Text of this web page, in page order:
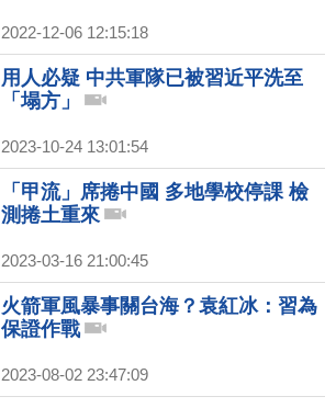
2022-12-06 12:15:18
用人必疑 中共軍隊已被習近平洗至
「塌方」
2023-10-24 13:01:54
「甲流」席捲中國 多地學校停課 檢
測捲土重來
2023-03-16 21:00:45
火箭軍風暴事關台海？袁紅冰：習為
保證作戰
2023-08-02 23:47:09